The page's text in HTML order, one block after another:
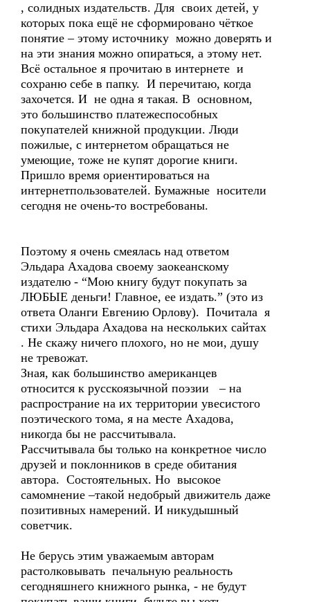
, солидных издательств. Для своих детей, у
которых пока ещё не сформировано чёткое
понятие – этому источнику можно доверять и
на эти знания можно опираться, а этому нет.
Всё остальное я прочитаю в интернете и
сохраню себе в папку. И перечитаю, когда
захочется. И не одна я такая. В основном,
это большинство платежеспособных
покупателей книжной продукции. Люди
пожилые, с интернетом обращаться не
умеющие, тоже не купят дорогие книги.
Пришло время ориентироваться на
интернетпользователей. Бумажные носители
сегодня не очень-то востребованы.
Поэтому я очень смеялась над ответом
Эльдара Ахадова своему заокеанскому
издателю - “Мою книгу будут покупать за
ЛЮБЫЕ деньги! Главное, ее издать.” (это из
ответа Оланги Евгению Орлову). Почитала я
стихи Эльдара Ахадова на нескольких сайтах
. Не скажу ничего плохого, но не мои, душу
не тревожат.
Зная, как большинство американцев
относится к русскоязычной поэзии – на
распространие на их территории увесистого
поэтического тома, я на месте Ахадова,
никогда бы не рассчитывала.
Рассчитывала бы только на конкретное число
друзей и поклонников в среде обитания
автора. Состоятельных. Но высокое
самомнение –такой недобрый движитель даже
позитивных намерений. И никудышный
советчик.
Не берусь этим уважаемым авторам
растолковывать печальную реальность
сегодняшнего книжного рынка, - не будут